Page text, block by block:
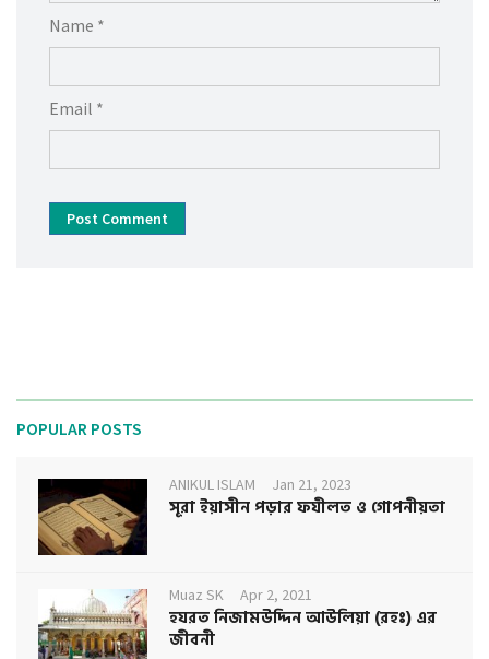
Name *
Email *
Post Comment
POPULAR POSTS
ANIKUL ISLAM Jan 21, 2023
সূরা ইয়াসীন পড়ার ফযীলত ও গোপনীয়তা
Muaz SK Apr 2, 2021
হযরত নিজামউদ্দিন আউলিয়া (রহঃ) এর
জীবনী